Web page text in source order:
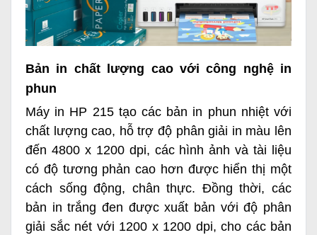
Bản in chất lượng cao với công nghệ in
phun
Máy in HP 215 tạo các bản in phun nhiệt với
chất lượng cao, hỗ trợ độ phân giải in màu lên
đến 4800 x 1200 dpi, các hình ảnh và tài liệu
có độ tương phản cao hơn được hiển thị một
cách sống động, chân thực. Đồng thời, các
bản in trắng đen được xuất bản với độ phân
giải sắc nét với 1200 x 1200 dpi, cho các bản